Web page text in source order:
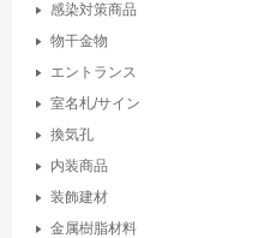
感染対策商品
物干金物
エントランス
室名札/サイン
換気孔
内装商品
装飾建材
金属樹脂材料